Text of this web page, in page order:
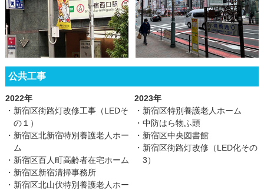
公共工事
2022年
・新宿区街路灯改修工事（LEDそ
の１）
・新宿区北新宿特別養護老人ホー
ム
・新宿区百人町高齢者在宅ホーム
・新宿区新宿清掃事務所
・新宿区北山伏特別養護老人ホー
2023年
・新宿区特別養護老人ホーム
・中防はら物ふ頭
・新宿区中央図書館
・新宿区街路灯改修（LED化その
3）